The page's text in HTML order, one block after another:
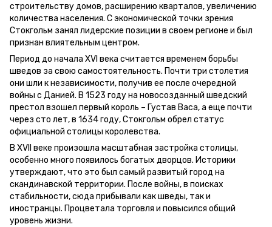
строительству домов, расширению кварталов, увеличению
количества населения. С экономической точки зрения
Стокгольм занял лидерские позиции в своем регионе и был
признан влиятельным центром.
Период до начала XVI века считается временем борьбы
шведов за свою самостоятельность. Почти три столетия
они шли к независимости, получив ее после очередной
войны с Данией. В 1523 году на новосозданный шведский
престол взошел первый король – Густав Васа, а еще почти
через сто лет, в 1634 году, Стокгольм обрел статус
официальной столицы королевства.
В XVII веке произошла масштабная застройка столицы,
особенно много появилось богатых дворцов. Историки
утверждают, что это был самый развитый город на
скандинавской территории. После войны, в поисках
стабильности, сюда прибывали как шведы, так и
иностранцы. Процветала торговля и повысился общий
уровень жизни.